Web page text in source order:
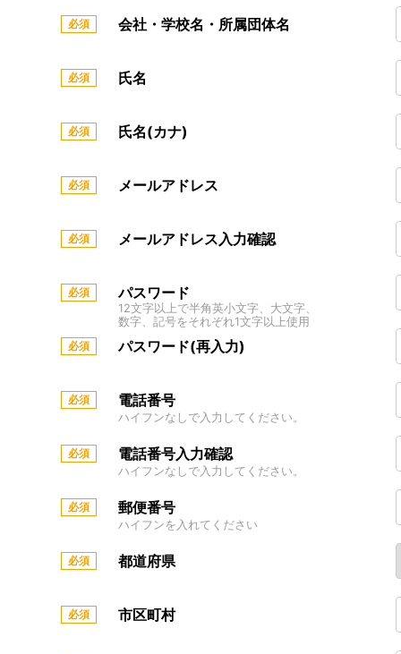
会社・学校名・所属団体名
氏名
氏名(カナ)
メールアドレス
メールアドレス入力確認
パスワード
12文字以上で半角英小文字、大文字、
数字、記号をそれぞれ1文字以上使用
パスワード(再入力)
電話番号
ハイフンなしで入力してください。
電話番号入力確認
ハイフンなしで入力してください。
郵便番号
ハイフンを入れてください
都道府県
市区町村